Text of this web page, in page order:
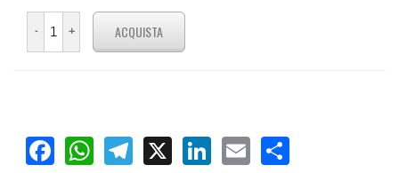
Facebook
WhatsApp
Telegram
X LinkedIn
Email